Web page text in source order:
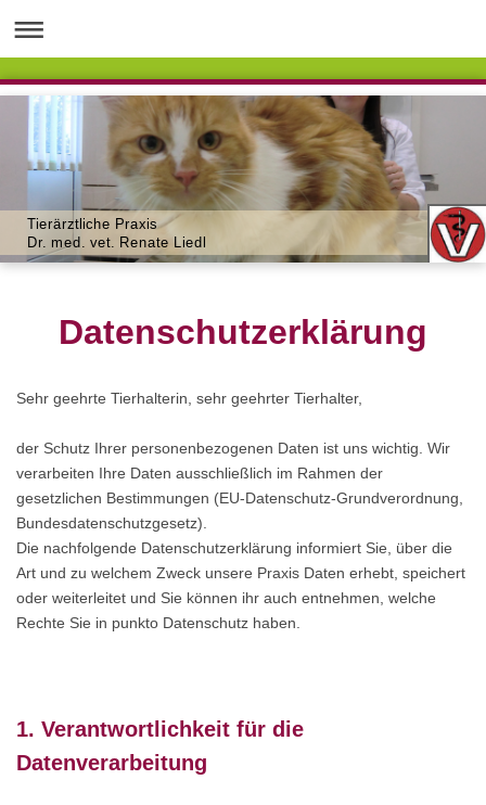
Tierärztliche Praxis
Dr. med. vet. Renate Liedl
Datenschutzerklärung
Sehr geehrte Tierhalterin, sehr geehrter Tierhalter,
der Schutz Ihrer personenbezogenen Daten ist uns wichtig. Wir
verarbeiten Ihre Daten ausschließlich im Rahmen der
gesetzlichen Bestimmungen (EU-Datenschutz-Grundverordnung,
Bundesdatenschutzgesetz).
Die nachfolgende Datenschutzerklärung informiert Sie, über die
Art und zu welchem Zweck unsere Praxis Daten erhebt, speichert
oder weiterleitet und Sie können ihr auch entnehmen, welche
Rechte Sie in punkto Datenschutz haben.
1. Verantwortlichkeit für die
Datenverarbeitung